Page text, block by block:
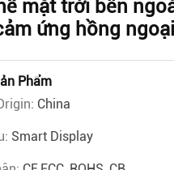
mặt trời bên
ứng hồng
Phẩm
China
Smart Display